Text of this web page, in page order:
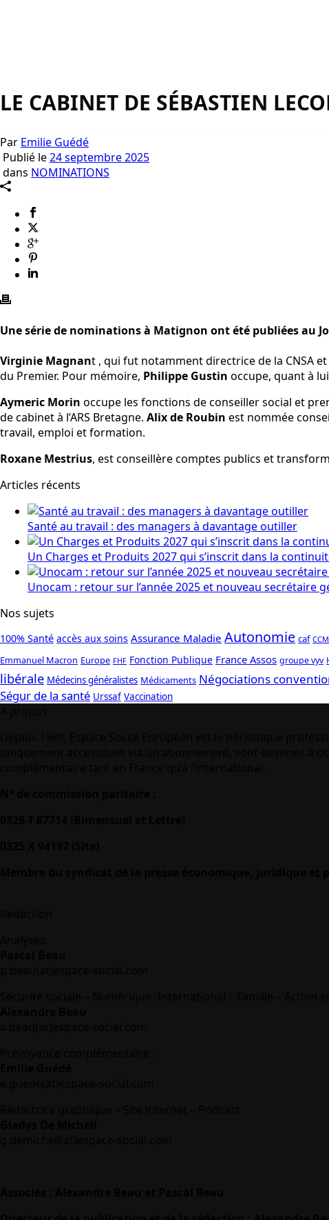
LE CABINET DE SÉBASTIEN
Par Emilie Guédé
Publié le24 septembre 2025
dans NOMINATIONS
Une série de nominations à Matignon ont été publiées au
Virginie Magnant , qui fut notamment directrice de la CNSA
du Premier. Pour mémoire, Philippe Gustin occupe, quant à
Aymeric Morin occupe les fonctions de conseiller social et
de cabinet à l’ARS Bretagne. Alix de Roubin est nommée
travail, emploi et formation.
Roxane Mestrius, est conseillère comptes publics et
Articles récents
Santé au travail : des managers à davantage outiller
Un Charges et Produits 2027 qui s’inscrit dans la
Unocam : retour sur l’année 2025 et nouveau secrétaire
Nos sujets
100% Santé accès aux soins Assurance Maladie Autonomie caf
Emmanuel Macron Europe FHF Fonction Publique France Assos groupe vyv
libérale Médecins généralistes Médicaments Négociations
Ségur de la santé Urssaf Vaccination